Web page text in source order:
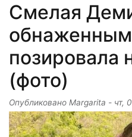
Смелая
позировала
(фото)
Опубликовано Margarita - чт,